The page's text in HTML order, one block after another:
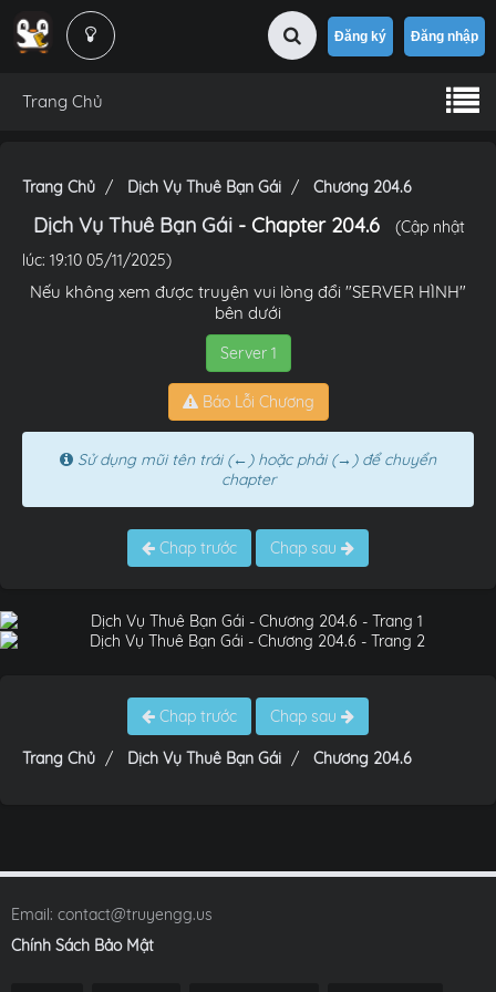
Đăng ký Đăng nhập
Trang Chủ
Trang Chủ Dịch Vụ Thuê Bạn Gái Chương 204.6
Dịch Vụ Thuê Bạn Gái - Chapter 204.6
(Cập nhật
lúc: 19:10 05/11/2025)
Nếu không xem được truyện vui lòng đổi "SERVER HÌNH"
bên dưới
Server 1
Báo Lỗi Chương
Sử dụng mũi tên trái (←) hoặc phải (→) để chuyển
chapter
Chap trước Chap sau
Chap trước Chap sau
Trang Chủ Dịch Vụ Thuê Bạn Gái Chương 204.6
Email: contact@truyengg.us
Chính Sách Bảo Mật